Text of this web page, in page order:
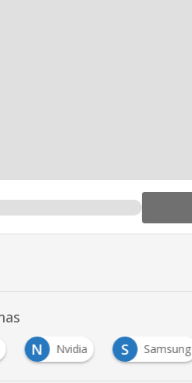
N Nvidia S Samsung